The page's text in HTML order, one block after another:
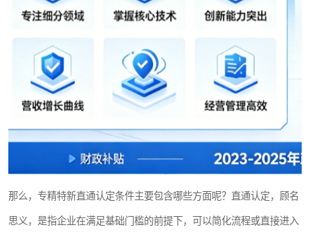
那么，专精特新直通认定条件主要包含哪些方面呢？直通认定，顾名
思义，是指企业在满足基础门槛的前提下，可以简化流程或直接进入